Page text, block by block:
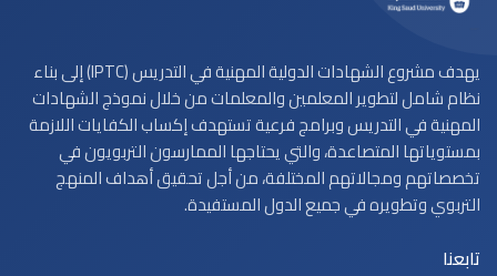
يهدف مشروع الشهادات الدولية المهنية في التدريس (IPTC) إلى بناء
نظام شامل لتطوير المعلمين والمعلمات من خلال نموذج الشهادات
المهنية في التدريس وبرامج فرعية تستهدف إكساب الكفايات اللازمة
بمستوياتها المتصاعدة، والتي يحتاجها الممارسون التربويون في
تخصصاتهم ومجالاتهم المختلفة، من أجل تحقيق أهداف المنهج
التربوي وتطويره في جميع الدول المستفيدة.
تابعنا